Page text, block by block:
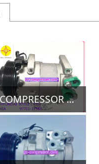
COMPRESSOR HYUNDAI KIA VS09 VP6 120MM OE 97701-1Y550 MODEL YEAR 2011